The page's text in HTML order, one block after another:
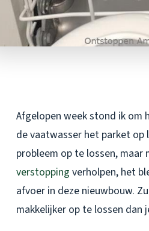
Afgelopen week stond ik om
de vaatwasser het parket op
probleem op te lossen,
verstopping verholpen, het
afvoer in deze nieuwbouw.
makkelijker op te lossen dan